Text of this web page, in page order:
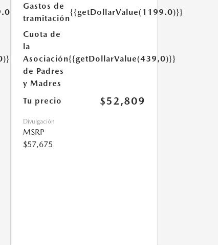
Gastos de
tramitación
{{getDollarValue(1199.0)}}
Cuota de
la
Asociación
de Padres
y Madres
{{getDollarValue(439,0)}}
Tu precio $52,809
Divulgación
MSRP
$57,675